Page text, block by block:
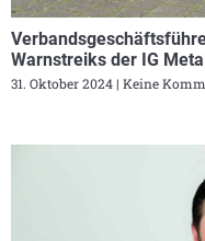
Warnstreiks der IG
31. Oktober 2024 Keine